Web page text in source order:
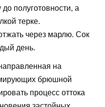
до полуготовности, а
терке.
через марлю. Сок
день.
на
брюшной
процесс оттока